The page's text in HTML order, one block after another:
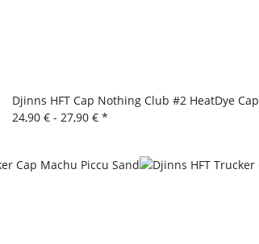
Djinns HFT Cap Nothing Club #2 HeatDye Cap
24,90 € - 27,90 € *